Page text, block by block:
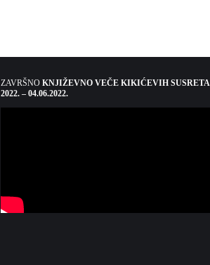
ZAVRŠNO KNJIŽEVNO VEČE KIKIĆEVIH SUSRETA
2022. – 04.06.2022.